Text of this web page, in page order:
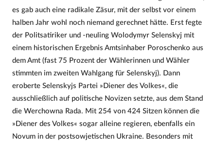
es gab auch eine radikale Zäsur, mit der selbst vor einem
halben Jahr wohl noch niemand gerechnet hätte. Erst fegte
der Politsatiriker und -neuling Wolodymyr Selenskyj mit
einem historischen Ergebnis Amtsinhaber Poroschenko aus
dem Amt (fast 75 Prozent der Wählerinnen und Wähler
stimmten im zweiten Wahlgang für Selenskyj). Dann
eroberte Selenskyjs Partei »Diener des Volkes«, die
ausschließlich auf politische Novizen setzte, aus dem Stand
die Werchowna Rada. Mit 254 von 424 Sitzen können die
»Diener des Volkes« sogar alleine regieren, ebenfalls ein
Novum in der postsowjetischen Ukraine. Besonders mit